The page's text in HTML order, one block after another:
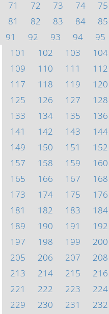
71
72 73 74 75
81
82 83 84 85
91
92 93 94 95
101
102 103 104
109
110 111 112
117
118 119 120
125
126 127 128
133
134 135 136
141
142 143 144
149
150 151 152
157
158 159 160
165
166 167 168
173
174 175 176
181
182 183 184
189
190 191 192
197
198 199 200
205
206 207 208
213
214 215 216
221
222 223 224
229
230 231 232